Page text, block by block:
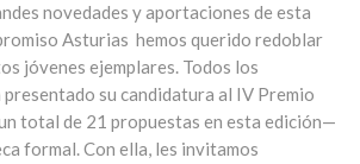
novedades y aportaciones de esta
Asturias hemos querido redoblar
jóvenes ejemplares. Todos los
su candidatura al IV Premio
total de 21 propuestas en esta edición—
formal. Con ella, les invitamos